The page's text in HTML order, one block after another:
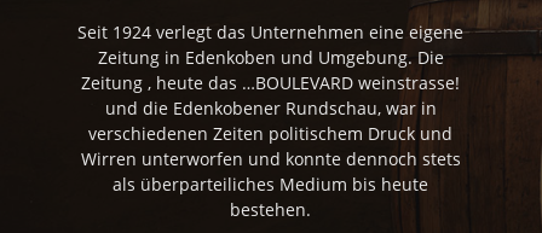
Seit 1924 verlegt das Unternehmen eine eigene
Zeitung in Edenkoben und Umgebung. Die
Zeitung , heute das …BOULEVARD weinstrasse!
und die Edenkobener Rundschau, war in
verschiedenen Zeiten politischem Druck und
Wirren unterworfen und konnte dennoch stets
als überparteiliches Medium bis heute
bestehen.